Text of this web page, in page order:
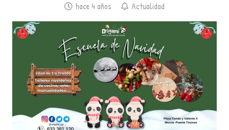
hace 4 años Actualidad